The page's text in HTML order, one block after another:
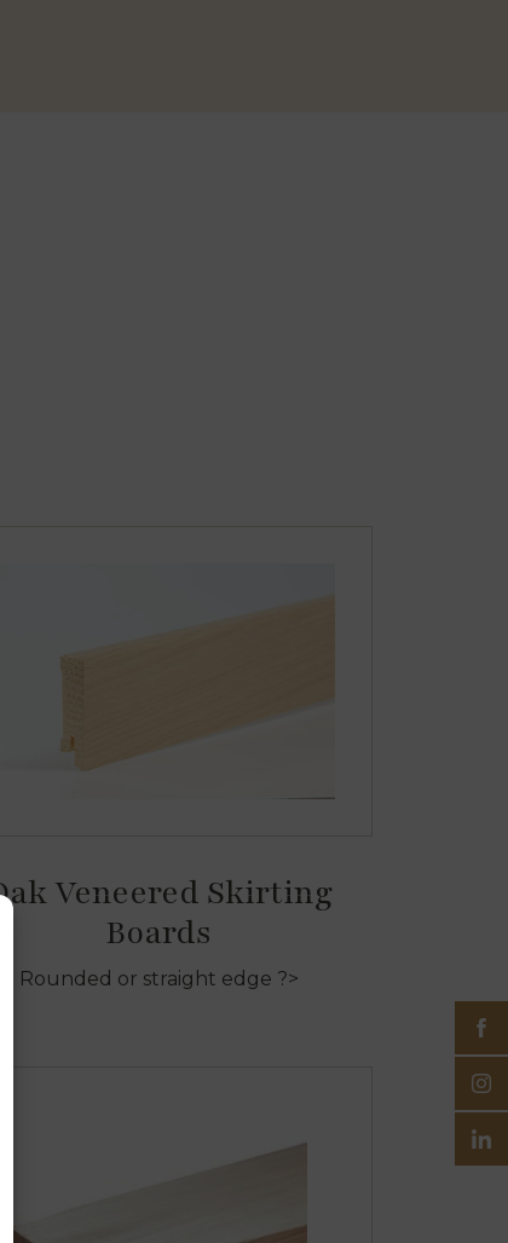
Veneered Skirting
Boards
Rounded or straight edge ?>